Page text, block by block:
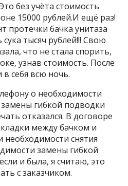
без учёта стоимость
15000 рублей.И ещё раз!
протечки бачка унитаза
тысяч рублей!!! Свою
что не стала спорить,
узнав стоимость. После
в себя всю ночь.
о необходимости
замены гибкой подводки
отказался. В договоре
между бачком и
необходимости снятия
замены гибкой
и была, я считаю, это
с заказчиком.